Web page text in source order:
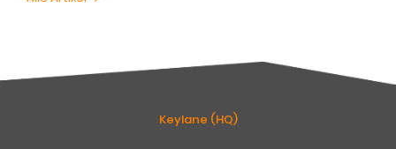
Keylane (HQ)